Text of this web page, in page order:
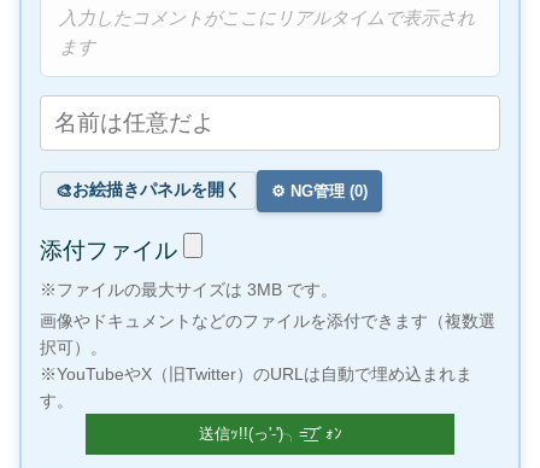
入力したコメントがここにリアルタイムで表示され
ます
🎨お絵描きパネルを開く ⚙️ NG管理 (0)
添付ファイル
※ファイルの最大サイズは 3MB です。
画像やドキュメントなどのファイルを添付できます（複数選
択可）。
※YouTubeやX（旧Twitter）のURLは自動で埋め込まれま
す。